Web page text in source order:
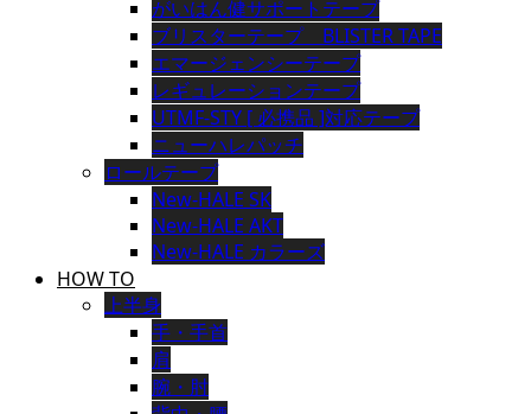
がいはん健サポートテープ
ブリスターテープ BLISTER TAPE
エマージェンシーテープ
レギュレーションテープ
UTMF-STY [ 必携品 ]対応テープ
ニューハレパッチ
ロールテープ
New-HALE SK
New-HALE AKT
New-HALE カラーズ
HOW TO
上半身
手・手首
肩
腕・肘